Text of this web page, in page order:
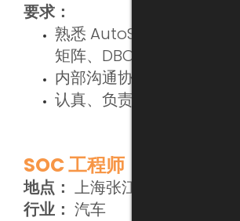
要求：
熟悉 AutoSar 集成、诊断
矩阵、DBC 导入：
内部沟通协调能力强。
认真、负责、踏实。
SOC 工程师（高级）
地点： 上海张江
行业： 汽车